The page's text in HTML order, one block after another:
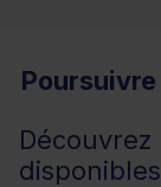
Découvrez
disponibles